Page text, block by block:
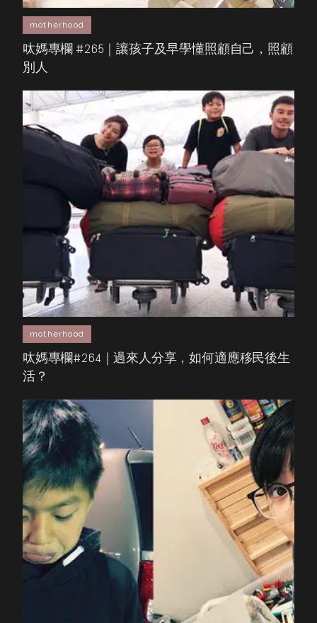
motherhood
呔媽專欄 #265｜讓孩子及早學懂照顧自己，照顧
別人
motherhood
呔媽專欄#264｜過來人分享，如何適應移民後生
活？